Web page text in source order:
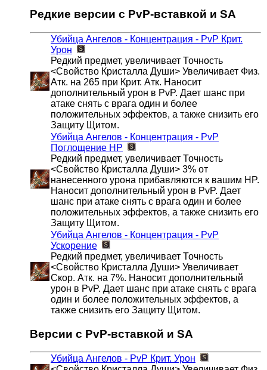
Редкие версии с PvP-вставкой и SA
Убийца Ангелов - Концентрация - PvP Крит.
Урон
Редкий предмет, увеличивает Точность
<Свойство Кристалла Души> Увеличивает Физ.
Атк. на 265 при Крит. Атк. Наносит
дополнительный урон в PvP. Дает шанс при
атаке снять с врага один и более
положительных эффектов, а также снизить его
Защиту Щитом.
Убийца Ангелов - Концентрация - PvP
Поглощение HP
Редкий предмет, увеличивает Точность
<Свойство Кристалла Души> 3% от
нанесенного урона прибавляются к вашим HP.
Наносит дополнительный урон в PvP. Дает
шанс при атаке снять с врага один и более
положительных эффектов, а также снизить его
Защиту Щитом.
Убийца Ангелов - Концентрация - PvP
Ускорение
Редкий предмет, увеличивает Точность
<Свойство Кристалла Души> Увеличивает
Скор. Атк. на 7%. Наносит дополнительный
урон в PvP. Дает шанс при атаке снять с врага
один и более положительных эффектов, а
также снизить его Защиту Щитом.
Версии с PvP-вставкой и SA
Убийца Ангелов - PvP Крит. Урон